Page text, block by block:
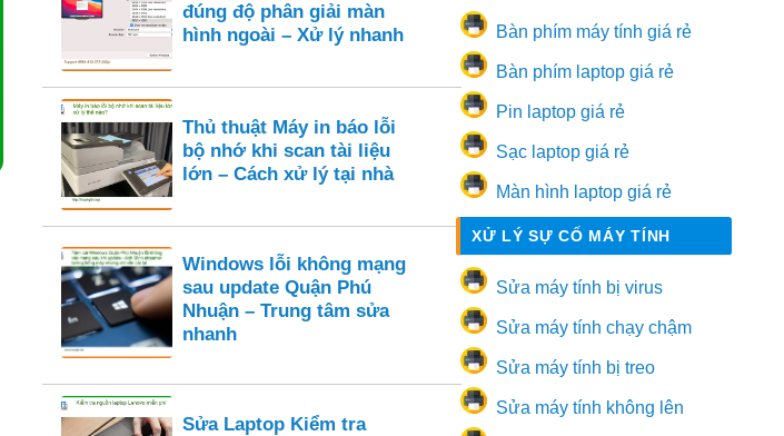
đúng độ phân giải màn
hình ngoài – Xử lý nhanh
Thủ thuật Máy in báo lỗi
bộ nhớ khi scan tài liệu
lớn – Cách xử lý tại nhà
Windows lỗi không mạng
sau update Quận Phú
Nhuận – Trung tâm sửa
nhanh
Sửa Laptop Kiểm tra
Bàn phím máy tính giá rẻ
Bàn phím laptop giá rẻ
Pin laptop giá rẻ
Sạc laptop giá rẻ
Màn hình laptop giá rẻ
XỬ LÝ SỰ CỐ MÁY TÍNH
Sửa máy tính bị virus
Sửa máy tính chạy chậm
Sửa máy tính bị treo
Sửa máy tính không lên